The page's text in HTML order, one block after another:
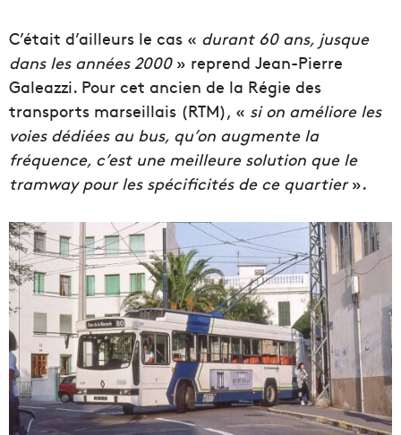
C’était d’ailleurs le cas « durant 60 ans, jusque
dans les années 2000» reprend Jean-Pierre
Galeazzi. Pour cet ancien de la Régie des
transports marseillais (RTM), « si on améliore les
voies dédiées au bus, qu’on augmente la
fréquence, c’est une meilleure solution que le
tramway pour les spécificités de ce quartier».